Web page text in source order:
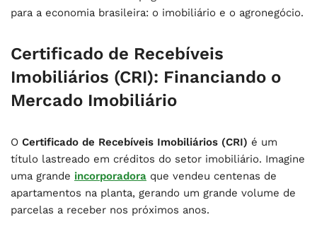
para a economia brasileira: o imobiliário e o agronegócio.
Certificado de Recebíveis
Imobiliários (CRI): Financiando o
Mercado Imobiliário
O Certificado de Recebíveis Imobiliários (CRI) é um
título lastreado em créditos do setor imobiliário. Imagine
uma grande incorporadora que vendeu centenas de
apartamentos na planta, gerando um grande volume de
parcelas a receber nos próximos anos.